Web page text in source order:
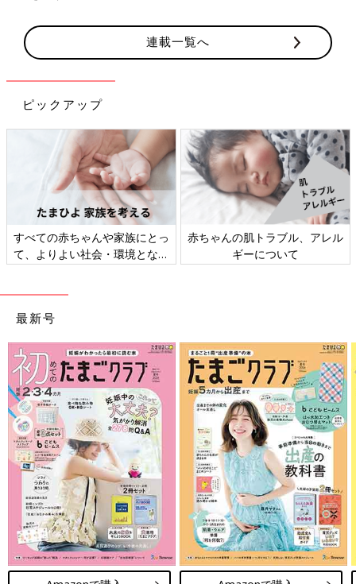
連載一覧へ
ピックアップ
すべての赤ちゃんや家族にとっ
て、よりよい社会・環境となる
赤ちゃんの肌トラブル、アレル
ギーについて
最新号